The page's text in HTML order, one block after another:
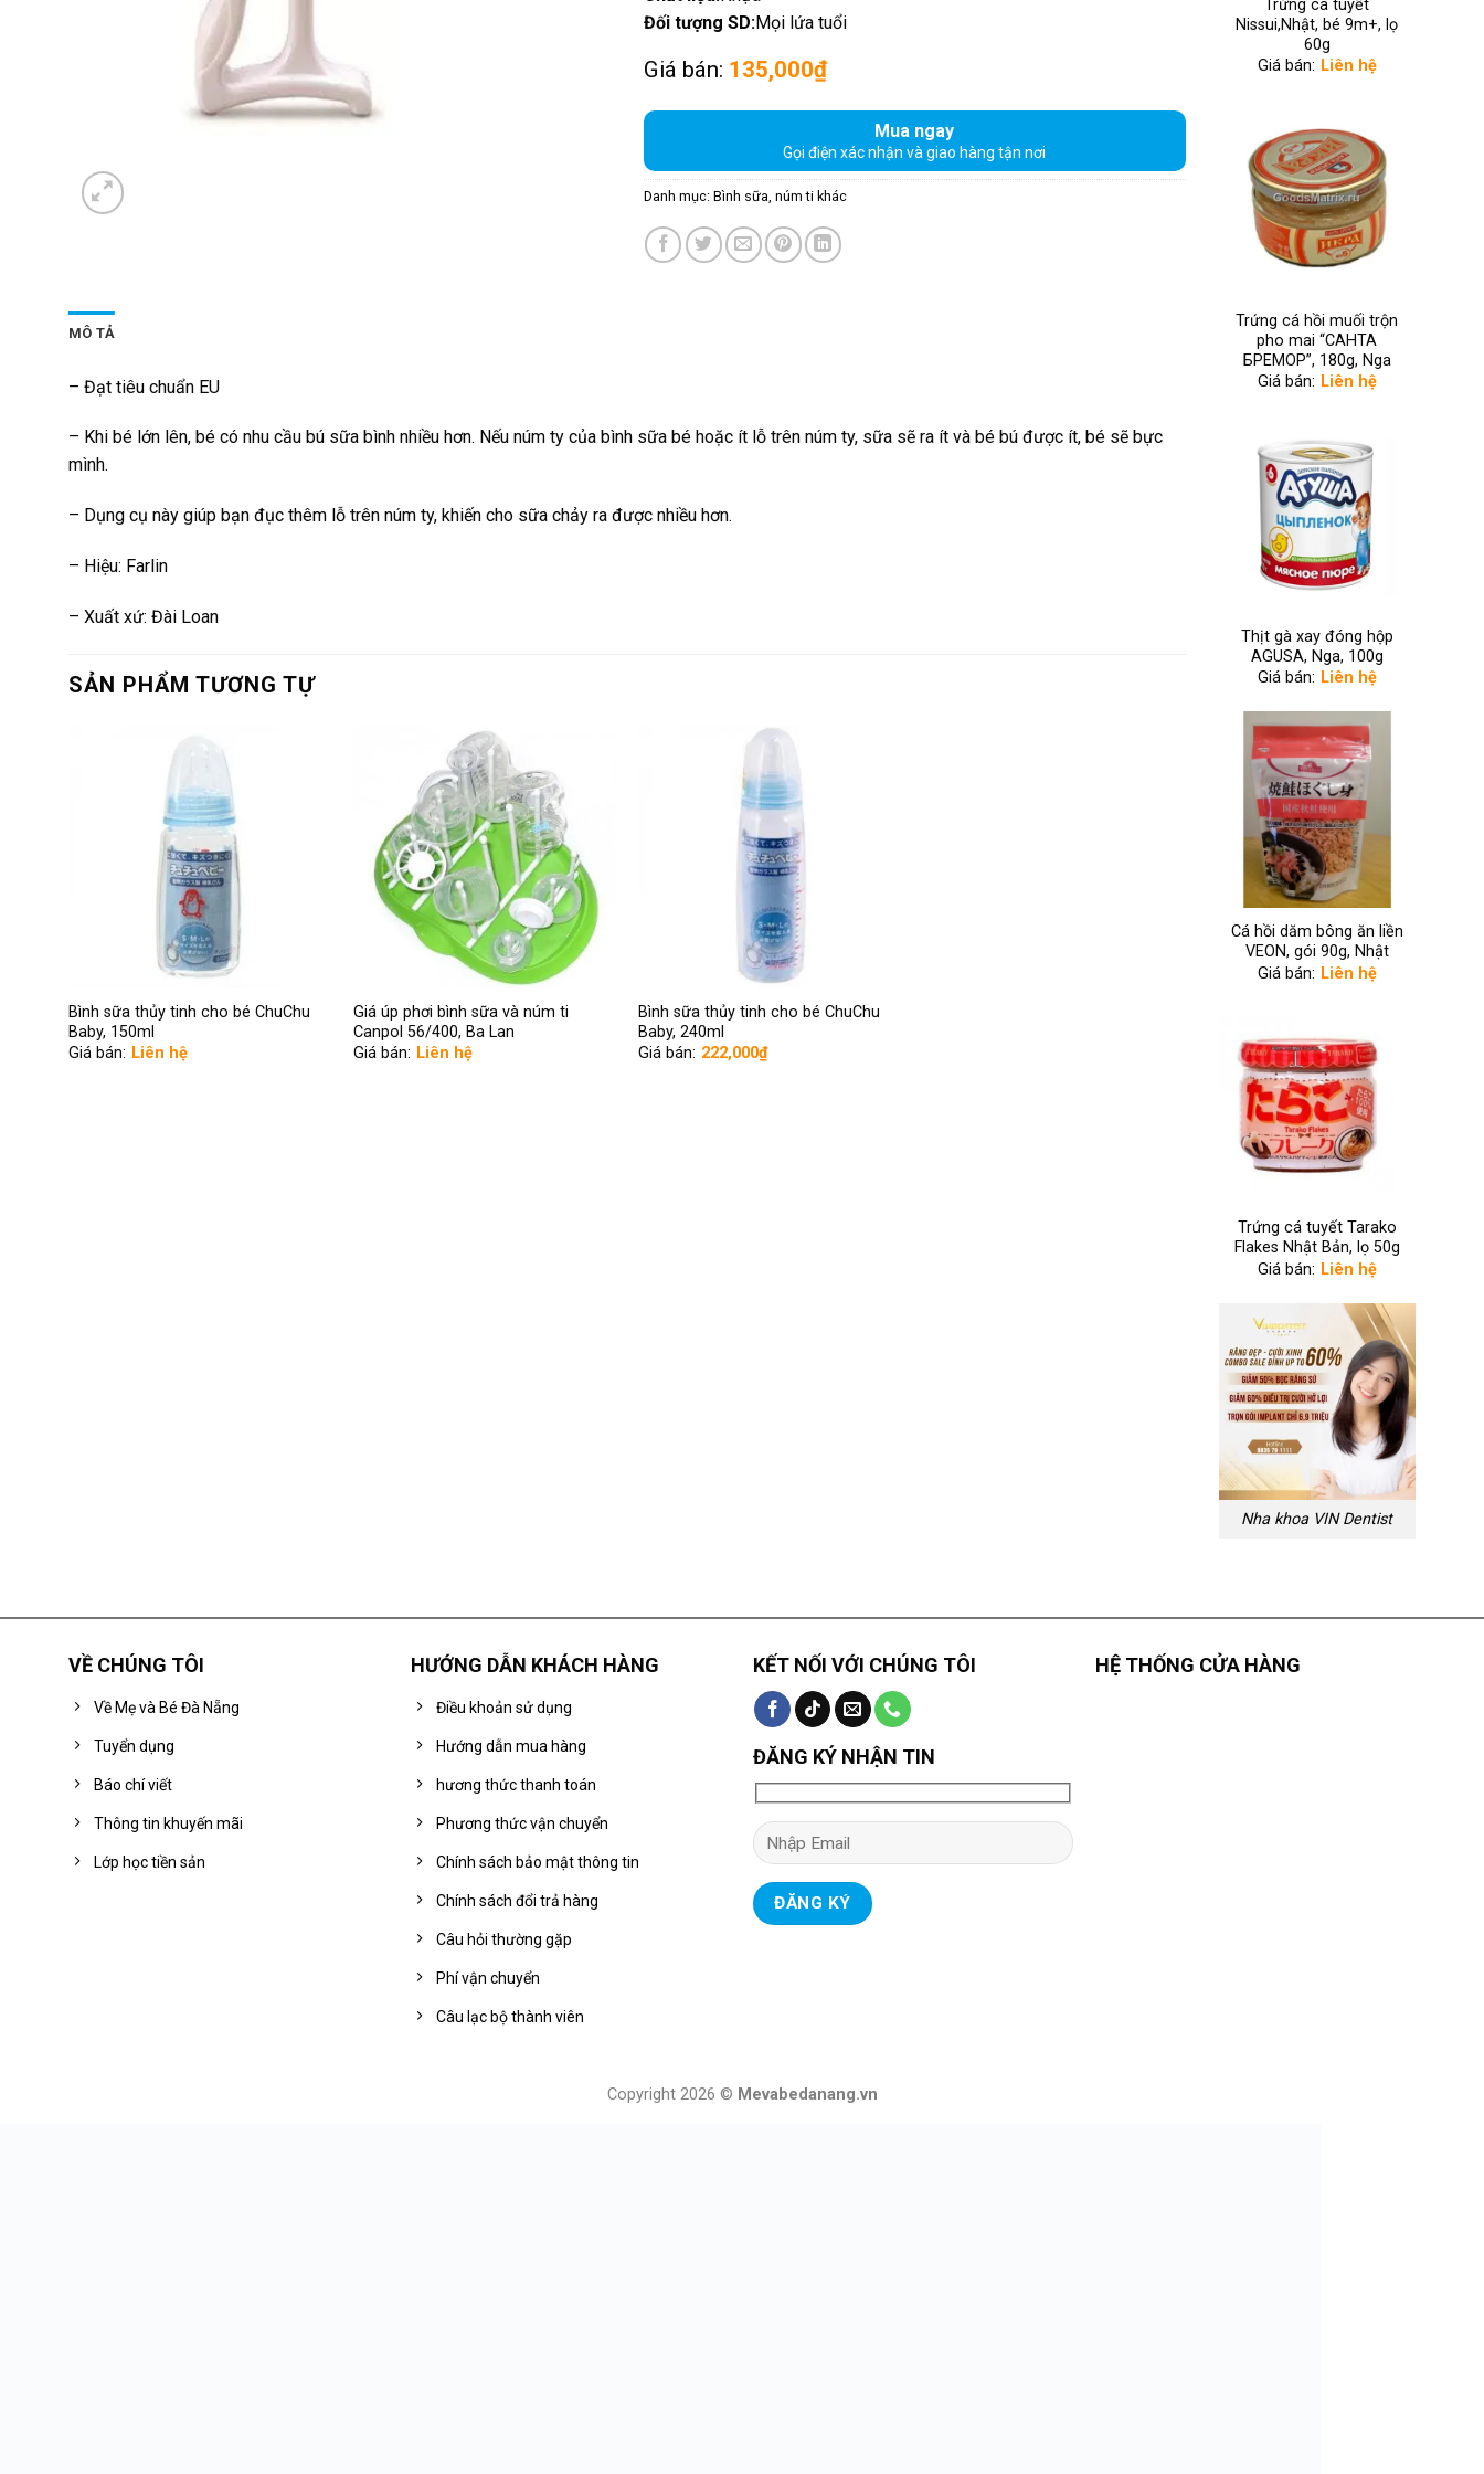
Đối tượng SD:Mọi lứa tuổi
Giá bán: 135,000₫
Mua ngay
Gọi điện xác nhận và giao hàng tận nơi
Danh mục: Bình sữa, núm ti khác
MÔ TẢ
– Đạt tiêu chuẩn EU
– Khi bé lớn lên, bé có nhu cầu bú sữa bình nhiều hơn. Nếu núm ty của bình sữa bé hoặc ít lỗ trên núm ty, sữa sẽ ra ít và bé bú được ít, bé sẽ bực
mình.
– Dụng cụ này giúp bạn đục thêm lỗ trên núm ty, khiến cho sữa chảy ra được nhiều hơn.
– Hiệu: Farlin
– Xuất xứ: Đài Loan
SẢN PHẨM TƯƠNG TỰ
Bình sữa thủy tinh cho bé ChuChu
Baby, 150ml
Giá bán: Liên hệ
Giá úp phơi bình sữa và núm ti
Canpol 56/400, Ba Lan
Giá bán: Liên hệ
Bình sữa thủy tinh cho bé ChuChu
Baby, 240ml
Giá bán: 222,000₫
Trứng cá tuyết
Nissui,Nhật, bé 9m+, lọ
60g
Giá bán: Liên hệ
Trứng cá hồi muối trộn
pho mai “САНТА
БРЕМОР”, 180g, Nga
Giá bán: Liên hệ
Thịt gà xay đóng hộp
AGUSA, Nga, 100g
Giá bán: Liên hệ
Cá hồi dăm bông ăn liền
VEON, gói 90g, Nhật
Giá bán: Liên hệ
Trứng cá tuyết Tarako
Flakes Nhật Bản, lọ 50g
Giá bán: Liên hệ
Nha khoa VIN Dentist
VỀ CHÚNG TÔI
Về Mẹ và Bé Đà Nẵng
Tuyển dụng
Báo chí viết
Thông tin khuyến mãi
Lớp học tiền sản
HƯỚNG DẪN KHÁCH HÀNG
Điều khoản sử dụng
Hướng dẫn mua hàng
hương thức thanh toán
Phương thức vận chuyển
Chính sách bảo mật thông tin
Chính sách đổi trả hàng
Câu hỏi thường gặp
Phí vận chuyển
Câu lạc bộ thành viên
KẾT NỐI VỚI CHÚNG TÔI
ĐĂNG KÝ NHẬN TIN
HỆ THỐNG CỬA HÀNG
Copyright 2026 © Mevabedanang.vn